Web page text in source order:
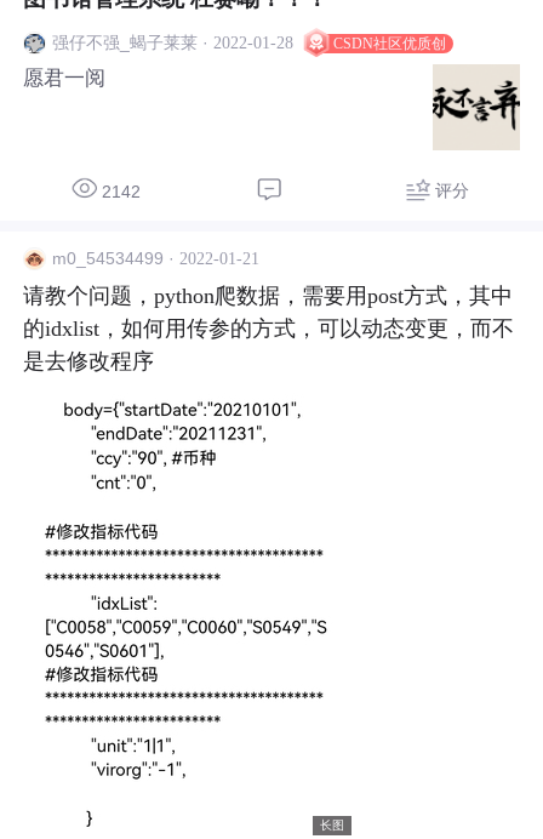
强仔不强_蝎子莱莱· 2022-01-28 CSDN社区优质创
愿君一阅
2142 评分
m0_54534499 · 2022-01-21
请教个问题，python爬数据，需要用post方式，其中
的idxlist，如何用传参的方式，可以动态变更，而不
是去修改程序
长图